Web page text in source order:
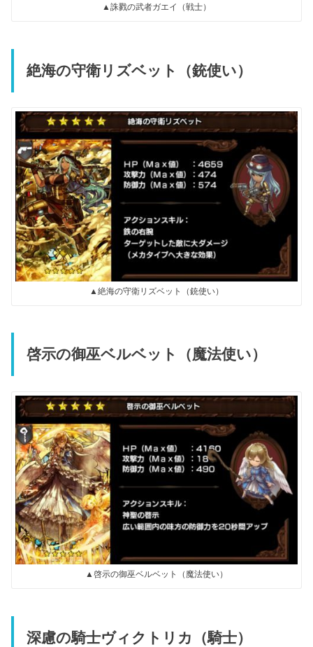
▲誅戮の武者ガエイ（戦士）
絶海の守衛リズベット（銃使い）
▲絶海の守衛リズベット（銃使い）
啓示の御巫ベルベット（魔法使い）
▲啓示の御巫ベルベット（魔法使い）
深慮の騎士ヴィクトリカ（騎士）